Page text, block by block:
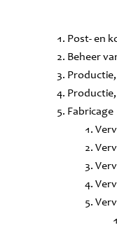
Post- en
Beheer
Fabricage